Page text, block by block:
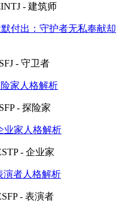
INTJ - 建筑师
默付出：守护者无私奉献
- 守卫者
险家人格解析
- 探险家
业家人格解析
- 企业家
演者人格解析
- 表演者